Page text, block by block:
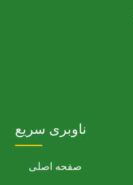
ناوبری سریع
صفحه اصلی